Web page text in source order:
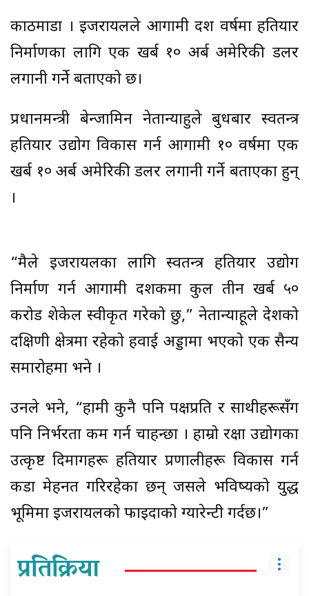
काठमाडौँ । इजरायलले आगामी दश वर्षमा हतियार
निर्माणका लागि एक खर्ब १० अर्ब अमेरिकी डलर
लगानी गर्ने बताएको छ।
प्रधानमन्त्री बेन्जामिन नेतान्याहुले बुधबार स्वतन्त्र
हतियार उद्योग विकास गर्न आगामी १० वर्षमा एक
खर्ब १० अर्ब अमेरिकी डलर लगानी गर्ने बताएका हुन्
।
“मैले इजरायलका लागि स्वतन्त्र हतियार उद्योग
निर्माण गर्न आगामी दशकमा कुल तीन खर्ब ५०
करोड शेकेल स्वीकृत गरेको छु,” नेतान्याहूले देशको
दक्षिणी क्षेत्रमा रहेको हवाई अड्डामा भएको एक सैन्य
समारोहमा भने ।
उनले भने, “हामी कुनै पनि पक्षप्रति र साथीहरूसँग
पनि निर्भरता कम गर्न चाहन्छौँ । हाम्रो रक्षा उद्योगका
उत्कृष्ट दिमागहरू हतियार प्रणालीहरू विकास गर्न
कडा मेहनत गरिरहेका छन् जसले भविष्यको युद्ध
भूमिमा इजरायलको फाइदाको ग्यारेन्टी गर्दछ।”
प्रतिक्रिया